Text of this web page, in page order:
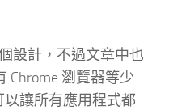
設計，不過文章中也
Chrome 瀏覽器等少
以讓所有應用程式都